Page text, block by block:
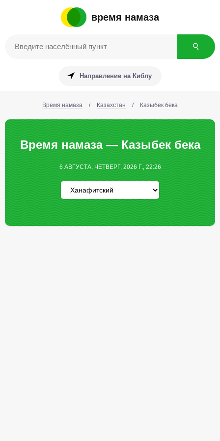
время намаза
Направление на Киблу
Время намаза / Казахстан / Казыбек бека
Время намаза — Казыбек бека
6 АВГУСТА, ЧЕТВЕРГ, 2026 Г., 22:26